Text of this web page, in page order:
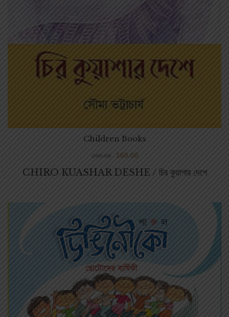
CHIRO KUASHAR DESHE / চির কুয়াশার দেশে
Children Books
200.00 160.00